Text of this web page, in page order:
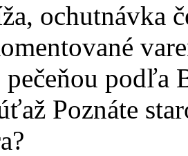
ochutnávka
pečeňou podľa
Poznáte